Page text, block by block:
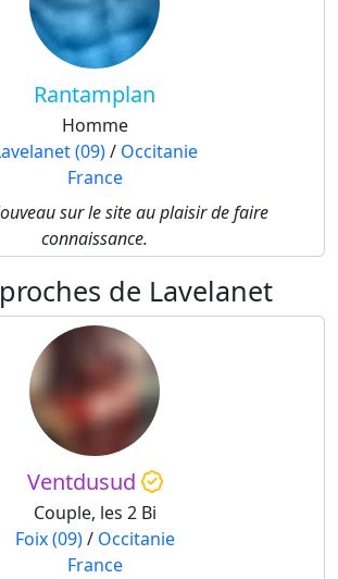
Rantamplan
Homme
(09)/ Occitanie
France
sur le site au plaisir de faire
connaissance.
de Lavelanet
Ventdusud
Couple, les 2 Bi
Foix (09)/ Occitanie
France